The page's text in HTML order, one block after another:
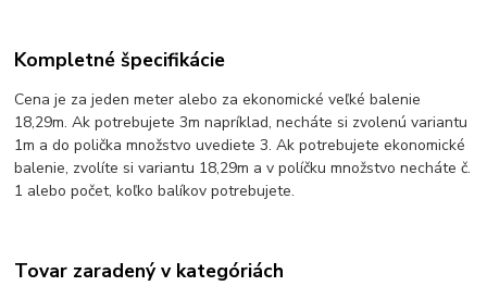
Kompletné špecifikácie
Cena je za jeden meter alebo za ekonomické veľké balenie
18,29m. Ak potrebujete 3m napríklad, necháte si zvolenú variantu
1m a do polička množstvo uvediete 3. Ak potrebujete ekonomické
balenie, zvolíte si variantu 18,29m a v políčku množstvo necháte č.
1 alebo počet, koľko balíkov potrebujete.
Tovar zaradený v kategóriách